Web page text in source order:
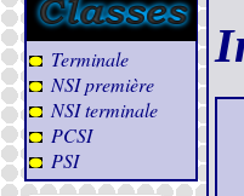
Terminale
NSI première
NSI terminale
PCSI
PSI